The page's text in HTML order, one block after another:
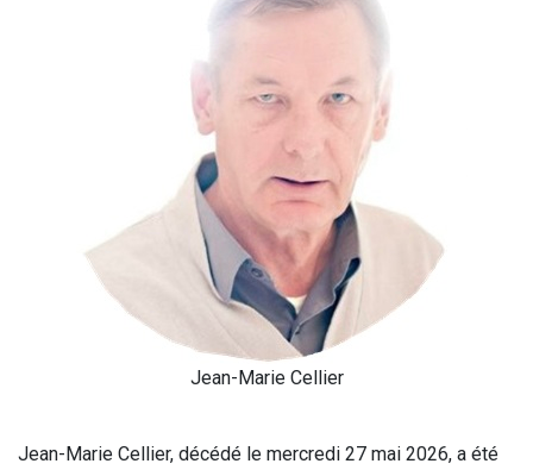
Jean-Marie Cellier
Jean-Marie Cellier, décédé le mercredi 27 mai 2026, a été